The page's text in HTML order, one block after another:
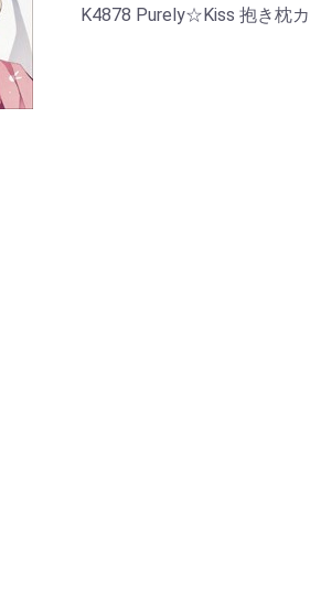
K4878 Purely☆Kiss 抱き枕